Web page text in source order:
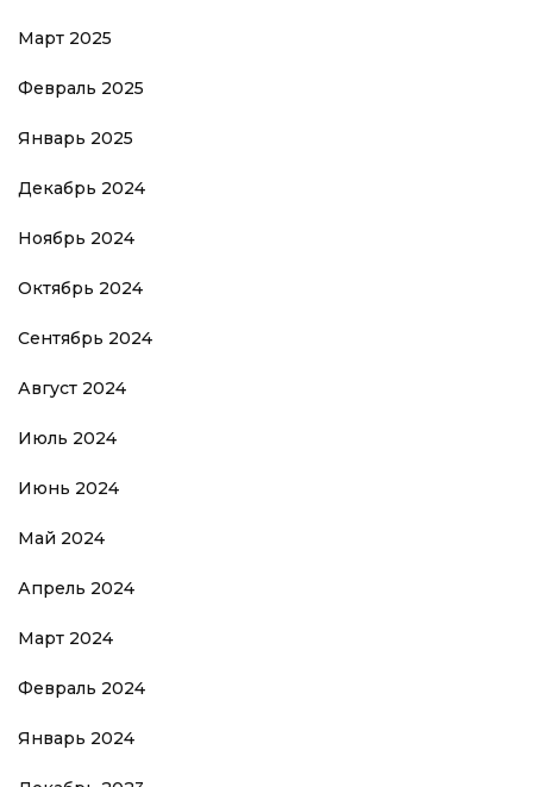
Март 2025
Февраль 2025
Январь 2025
Декабрь 2024
Ноябрь 2024
Октябрь 2024
Сентябрь 2024
Август 2024
Июль 2024
Июнь 2024
Май 2024
Апрель 2024
Март 2024
Февраль 2024
Январь 2024